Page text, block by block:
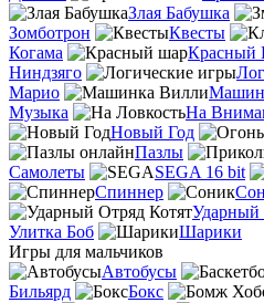
Злая Бабушка
Зомботрон
Квесты
Когама
Красный
Ниндзяго
Марио
Музыка
На
Новый Год
Пазлы
Самолеты
SEGA 16 bit
Спиннер
Ударный
Улитка Боб
Шарики
Игры для мальчиков
Автобусы
Бильярд
Бокс